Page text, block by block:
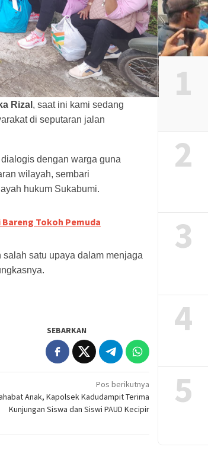
Rizal , saat ini kami sedang
di seputaran jalan
dengan warga guna
wilayah, sembari
hukum Sukabumi.
Tokoh Pemuda
satu upaya dalam menjaga
SEBARKAN
Pos berikutnya
Anak, Kapolsek Kadudampit Terima
Kunjungan Siswa dan Siswi PAUD Kecipir
1
2
3
4
5